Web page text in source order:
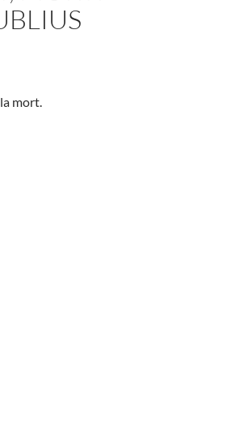
mort.